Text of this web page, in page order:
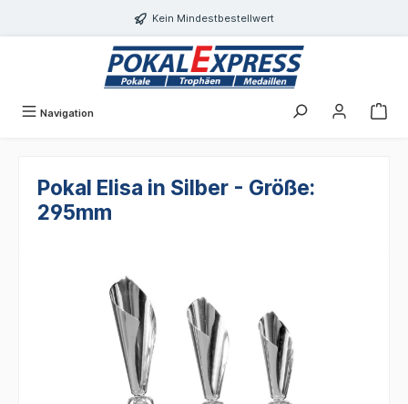
Kein Mindestbestellwert
Navigation
Pokal Elisa in Silber - Größe:
295mm
Bildergalerie überspringen